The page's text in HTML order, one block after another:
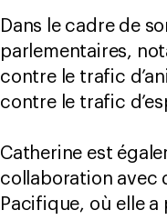
Dans le cadre de
parlementaires,
contre le trafic
contre le trafic
Catherine est
collaboration avec
Pacifique, où elle